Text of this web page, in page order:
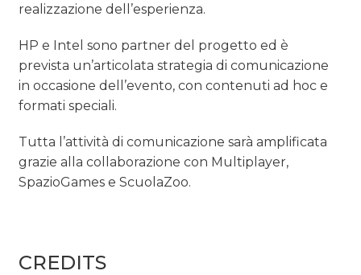
realizzazione dell’esperienza.
HP e Intel sono partner del progetto ed è
prevista un’articolata strategia di comunicazione
in occasione dell’evento, con contenuti ad hoc e
formati speciali.
Tutta l’attività di comunicazione sarà amplificata
grazie alla collaborazione con Multiplayer,
SpazioGames e ScuolaZoo.
CREDITS